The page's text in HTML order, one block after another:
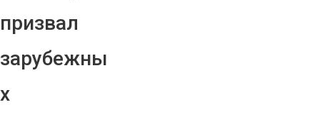
призвал
зарубежны
х